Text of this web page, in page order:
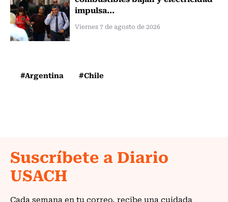
impulsa...
Viernes 7 de agosto de 2026
#Argentina #Chile